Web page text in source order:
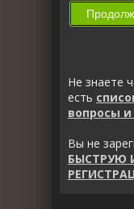
Не знаете
есть
вопросы и
Вы не
БЫСТРУЮ